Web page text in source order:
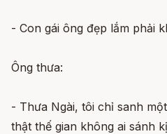
- Con gái ông đẹp lắm phải
Ông thưa:
- Thưa Ngài, tôi chỉ sanh
thật thế gian không ai sánh